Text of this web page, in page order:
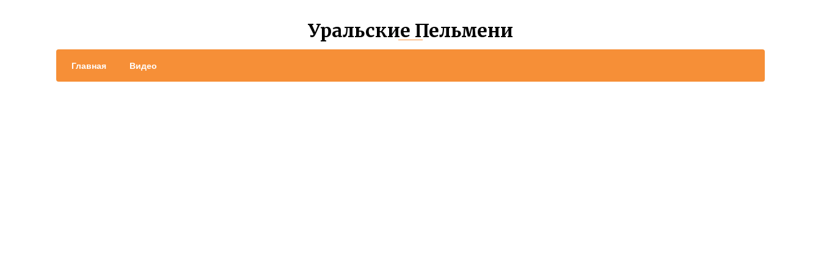
Уральские Пельмени
Главная Видео